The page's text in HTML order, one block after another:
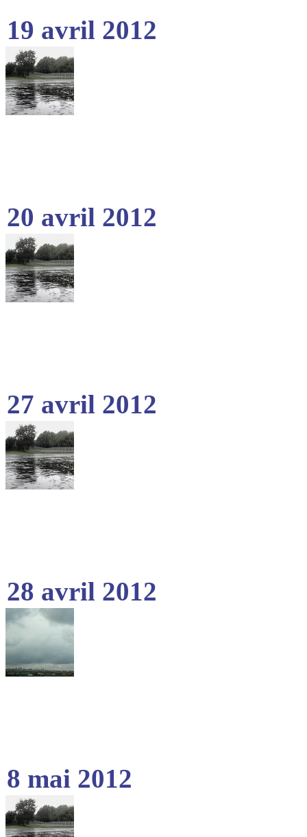
19 avril 2012
20 avril 2012
27 avril 2012
28 avril 2012
8 mai 2012